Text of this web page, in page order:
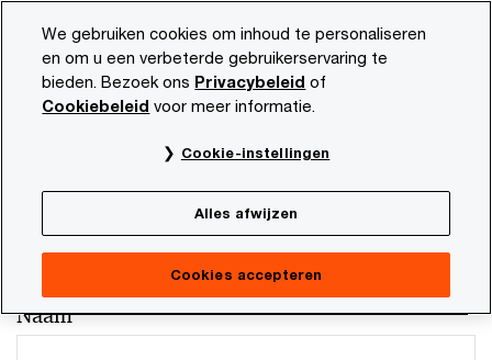
content
footer
Your comments & suggestions
Required fields are marked with an asterisk(
Willeke Bakker
Naam*
We gebruiken cookies om inhoud te personaliseren
en om u een verbeterde gebruikerservaring te
bieden. Bezoek ons Privacybeleid of
Cookiebeleid voor meer informatie.
Cookie-instellingen
Alles afwijzen
Cookies accepteren